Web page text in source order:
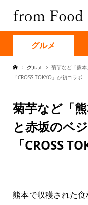
グルメ
グルメ
菊芋など「熊
「CROSS TOKYO」が初コラボ
菊芋など「
と赤坂のベ
「CROSS
熊本で収穫された